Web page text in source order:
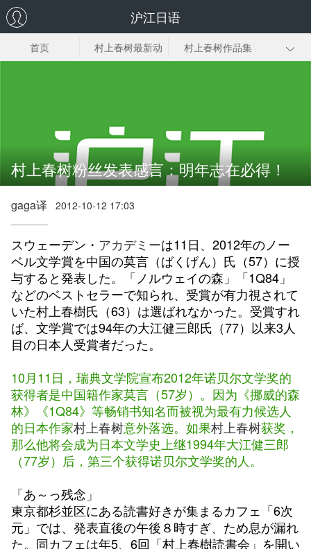
沪江日语
首页
村上春树最新动
村上春树作品集
村上春树粉丝发表感言：明年志在必得！
gaga译 2012-10-12 17:03
スウェーデン・ アカデミーは11日、2012年のノー
ベル文学賞を中国の莫言（ばくげん）氏（57）に授
与すると発表した。「ノルウェイの森」「1Q84」
などのベストセラーで知られ、受賞が有力視されて
いた村上春樹氏（63）は選ばれなかった。受賞すれ
ば、文学賞では94年の大江健三郎氏（77）以来3人
目の日本人受賞者だった。
10月11日，瑞典文学院宣布2012年诺贝尔文学奖的
获得者是中国籍作家莫言（57岁）。因为《挪威的森
林》《1Q84》等畅销书知名而被视为最有力候选人
的日本作家村上春树意外落选。如果村上春树获奖，
那么他将会成为日本文学史上继1994年大江健三郎
（77岁）后，第三个获得诺贝尔文学奖的人。
「あ～っ残念」
東京都杉並区にある読書好きが集まるカフェ「6次
元」では、発表直後の午後８時すぎ、ため息が漏れ
た。同カフェは年5、6回「村上春樹読書会」を開い